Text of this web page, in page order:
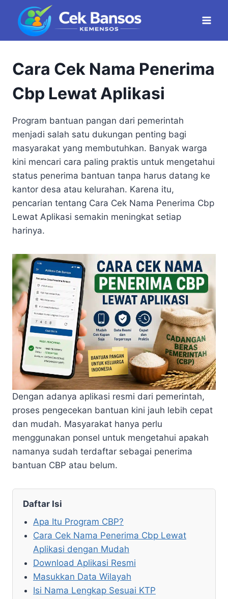
content
Cara Cek Nama Penerima
Cbp Lewat Aplikasi
Program bantuan pangan dari pemerintah
menjadi salah satu dukungan penting bagi
masyarakat yang membutuhkan. Banyak warga
kini mencari cara paling praktis untuk mengetahui
status penerima bantuan tanpa harus datang ke
kantor desa atau kelurahan. Karena itu,
pencarian tentang Cara Cek Nama Penerima Cbp
Lewat Aplikasi semakin meningkat setiap
harinya.
Dengan adanya aplikasi resmi dari pemerintah,
proses pengecekan bantuan kini jauh lebih cepat
dan mudah. Masyarakat hanya perlu
menggunakan ponsel untuk mengetahui apakah
namanya sudah terdaftar sebagai penerima
bantuan CBP atau belum.
Daftar Isi
Apa Itu Program CBP?
Cara Cek Nama Penerima Cbp Lewat
Aplikasi dengan Mudah
Download Aplikasi Resmi
Masukkan Data Wilayah
Isi Nama Lengkap Sesuai KTP